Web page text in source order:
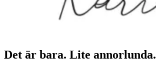
Karin af Malmoe
Det är bara. Lite annorlunda.